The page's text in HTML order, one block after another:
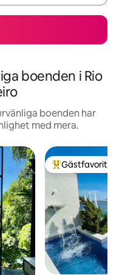
boenden i Rio
boenden har
med mera.
Populär
Gästfavorit